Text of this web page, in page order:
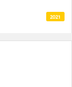
2021